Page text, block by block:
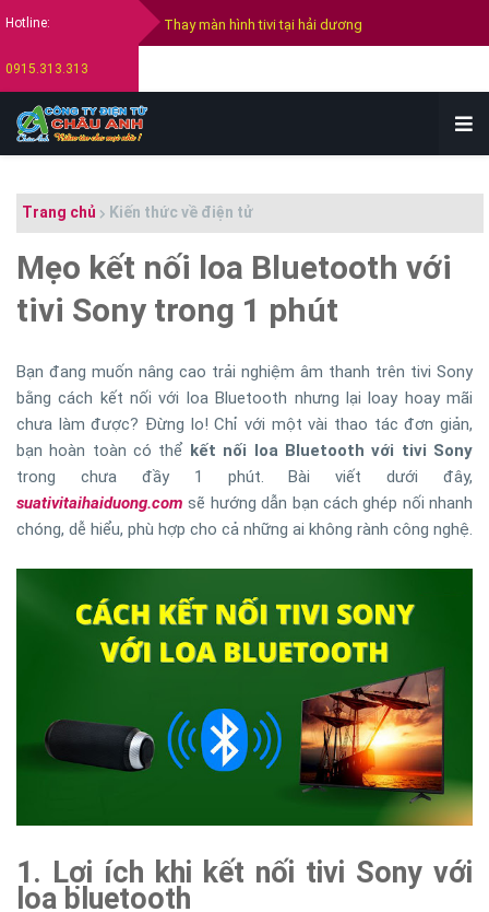
Hotline:
0915.313.313
Thay màn hình tivi Samsung
Thu mua tivi cũ hỏng tại hải dương
Trang chủ Kiến thức về điện tử
Mẹo kết nối loa Bluetooth với
tivi Sony trong 1 phút
Bạn đang muốn nâng cao trải nghiệm âm thanh trên tivi Sony
bằng cách kết nối với loa Bluetooth nhưng lại loay hoay mãi
chưa làm được? Đừng lo! Chỉ với một vài thao tác đơn giản,
bạn hoàn toàn có thể kết nối loa Bluetooth với tivi Sony
trong chưa đầy 1 phút. Bài viết dưới đây,
suativitaihaiduong.com sẽ hướng dẫn bạn cách ghép nối nhanh
chóng, dễ hiểu, phù hợp cho cả những ai không rành công nghệ.
1. Lợi ích khi kết nối tivi Sony với
loa bluetooth